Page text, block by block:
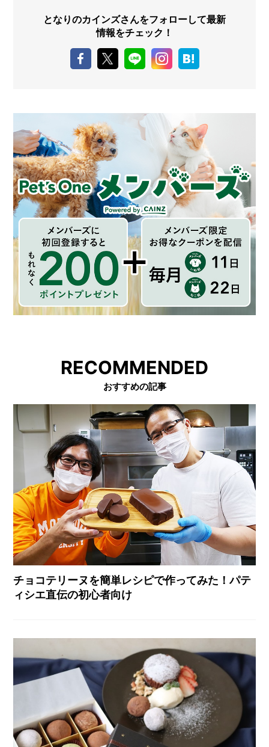
となりのカインズさんをフォローして最新
情報をチェック！
RECOMMENDED
おすすめの記事
チョコテリーヌを簡単レシピで作ってみた！パテ
ィシエ直伝の初心者向け